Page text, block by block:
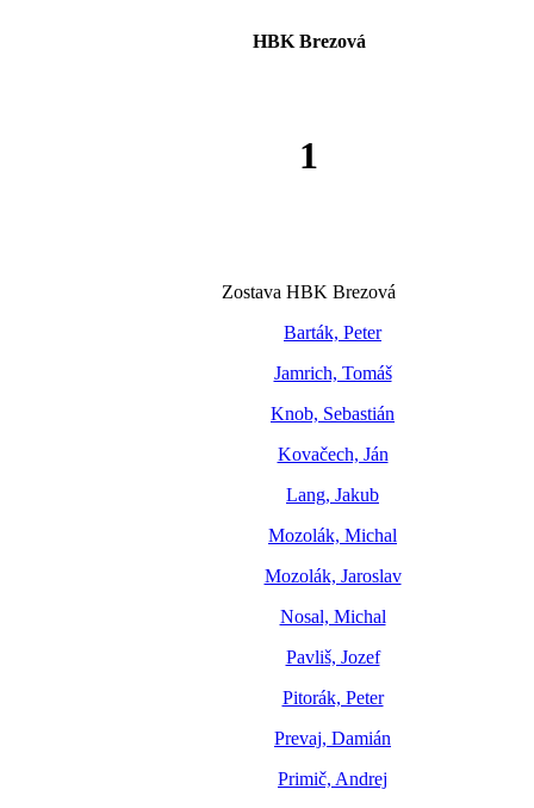
HBK Brezová
1
Zostava HBK Brezová
Barták, Peter
Jamrich, Tomáš
Knob, Sebastián
Kovačech, Ján
Lang, Jakub
Mozolák, Michal
Mozolák, Jaroslav
Nosal, Michal
Pavliš, Jozef
Pitorák, Peter
Prevaj, Damián
Primič, Andrej